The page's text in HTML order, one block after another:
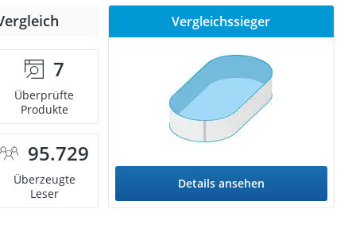
7
Überprüfte
Produkte
95.729
Überzeugte
Leser
Vergleichssieger
Details ansehen